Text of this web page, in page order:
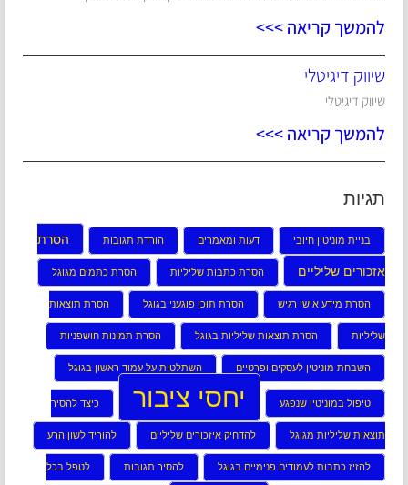
להמשך קריאה >>>
שיווק דיגיטלי
שיווק דיגיטלי
להמשך קריאה >>>
תגיות
בניית מוניטין חיובי דעות ומאמרים הורדת תגובות הסרת
אזכורים שליליים הסרת כתבות שליליות הסרת כתמים מגוגל
הסרת מידע אישי רגיש הסרת תוכן פוגעני בגוגל הסרת תוצאות
שליליות הסרת תוצאות שליליות בגוגל הסרת תמונות חושפניות
השבחת מוניטין לעסקים ופרטיים השתלטות על עמוד ראשון בגוגל
טיפול במוניטין שנפגע יחסי ציבור כיצד להסיר
תוצאות שליליות מגוגל להדחיק איזכורים שליליים להוריד לשון הרע
להזיז כתבות לעמודים פנימיים בגוגל להסיר תגובות לטפל בכל